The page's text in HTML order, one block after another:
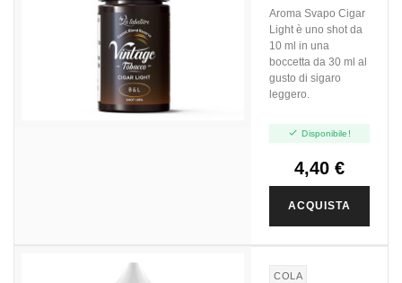
Tobacco - Mini Shot
Aroma Svapo Cigar
Light è uno shot da
10 ml in una
boccetta da 30 ml al
gusto di sigaro
leggero.
 Disponibile!
4,40 €
ACQUISTA
COLA